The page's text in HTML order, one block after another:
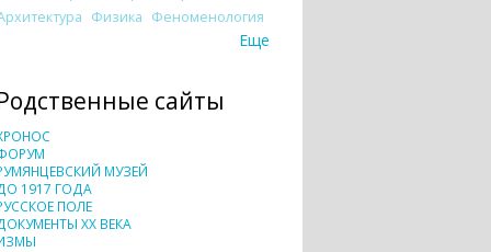
Физика Феноменология
Еще
сайты
МУЗЕЙ
1917 ГОДА
ПОЛЕ
XX ВЕКА